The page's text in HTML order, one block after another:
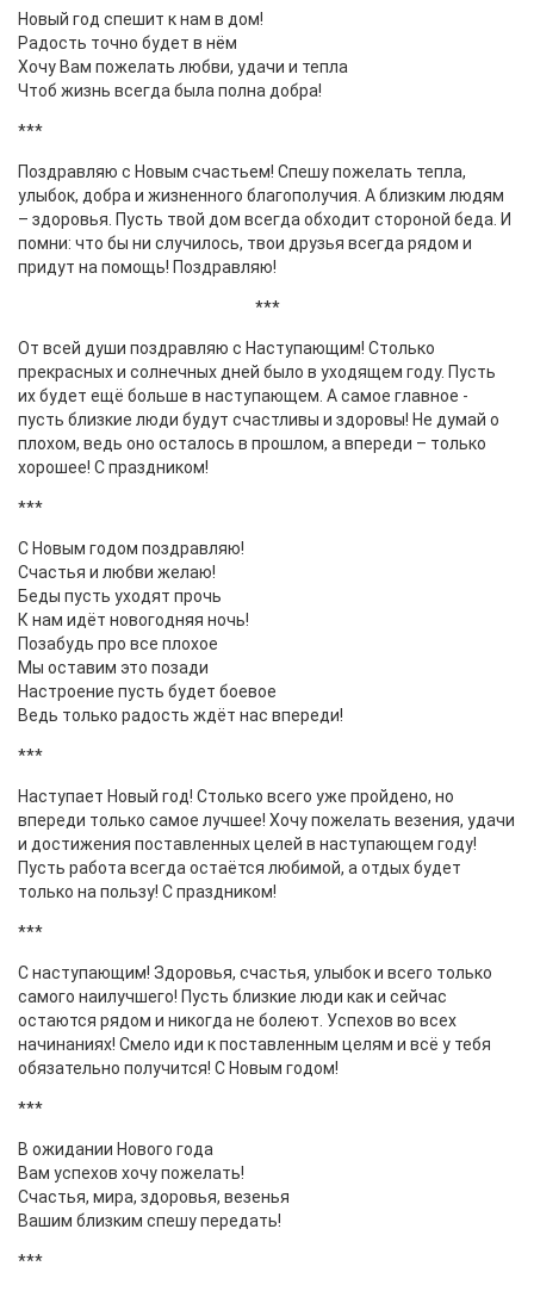
Новый год спешит к нам в дом!
Радость точно будет в нём
Хочу Вам пожелать любви, удачи и тепла
Чтоб жизнь всегда была полна добра!
***
Поздравляю с Новым счастьем! Спешу пожелать тепла,
улыбок, добра и жизненного благополучия. А близким людям
– здоровья. Пусть твой дом всегда обходит стороной беда. И
помни: что бы ни случилось, твои друзья всегда рядом и
придут на помощь! Поздравляю!
***
От всей души поздравляю с Наступающим! Столько
прекрасных и солнечных дней было в уходящем году. Пусть
их будет ещё больше в наступающем. А самое главное -
пусть близкие люди будут счастливы и здоровы! Не думай о
плохом, ведь оно осталось в прошлом, а впереди – только
хорошее! С праздником!
***
С Новым годом поздравляю!
Счастья и любви желаю!
Беды пусть уходят прочь
К нам идёт новогодняя ночь!
Позабудь про все плохое
Мы оставим это позади
Настроение пусть будет боевое
Ведь только радость ждёт нас впереди!
***
Наступает Новый год! Столько всего уже пройдено, но
впереди только самое лучшее! Хочу пожелать везения, удачи
и достижения поставленных целей в наступающем году!
Пусть работа всегда остаётся любимой, а отдых будет
только на пользу! С праздником!
***
С наступающим! Здоровья, счастья, улыбок и всего только
самого наилучшего! Пусть близкие люди как и сейчас
остаются рядом и никогда не болеют. Успехов во всех
начинаниях! Смело иди к поставленным целям и всё у тебя
обязательно получится! С Новым годом!
***
В ожидании Нового года
Вам успехов хочу пожелать!
Счастья, мира, здоровья, везенья
Вашим близким спешу передать!
***